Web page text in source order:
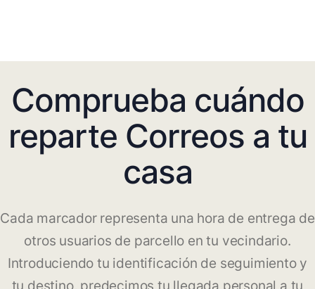
Comprueba cuándo
reparte Correos a tu
casa
Cada marcador representa una hora de entrega de
otros usuarios de parcello en tu vecindario.
Introduciendo tu identificación de seguimiento y